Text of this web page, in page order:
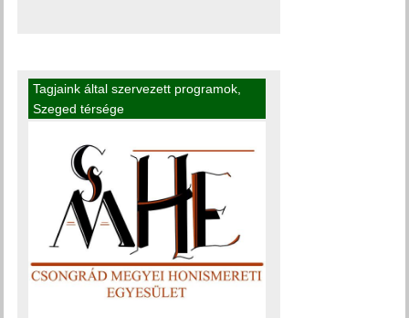
Tagjaink által szervezett programok
Szeged térsége